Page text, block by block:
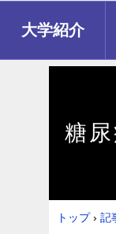
大学紹介
糖
トップ › 記